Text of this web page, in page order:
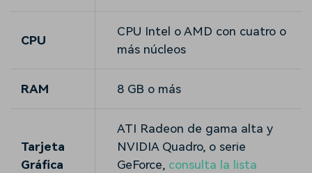
CPU
CPU Intel o AMD con cuatro o
más núcleos
RAM 8 GB o más
Tarjeta
Gráfica
ATI Radeon de gama alta y
NVIDIA Quadro, o serie
GeForce, consulta la lista